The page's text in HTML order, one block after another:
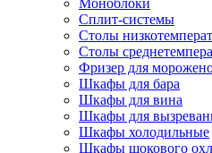
Моноблоки
Сплит-системы
Столы
Столы
Фризер для
Шкафы для бара
Шкафы для вина
Шкафы для
Шкафы холодильные
Шкафы шокового